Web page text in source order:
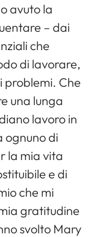
avuto la
– dai
che
di lavorare,
problemi. Che
una lunga
lavoro in
ognuno di
la mia vita
e di
che mi
gratitudine
svolto Mary